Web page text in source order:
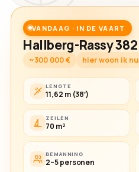
VANDAAG · IN DE VAART
Hallberg-Rassy 382
~300 000 € hier woon ik nu
LENGTE
11,62 m (38′)
ZEILEN
70 m²
BEMANNING
2–5 personen